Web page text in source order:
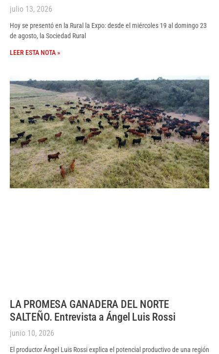
julio 13, 2026
Hoy se presentó en la Rural la Expo: desde el miércoles 19 al domingo 23
de agosto, la Sociedad Rural
LEER ESTA NOTA »
LA PROMESA GANADERA DEL NORTE
SALTEÑO. Entrevista a Ángel Luis Rossi
junio 10, 2026
El productor Ángel Luis Rossi explica el potencial productivo de una región